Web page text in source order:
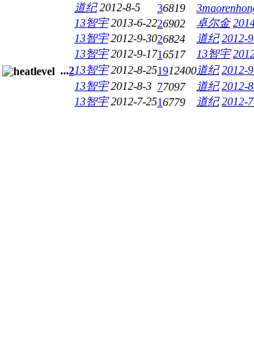
道纪 2012-8-5 36819
13智宇 2013-6-2226902 卓尔金
13智宇 2012-9-3026824 道纪 2012-
13智宇 2012-9-1716517 13智宇
...213智宇 2012-8-251912400道纪 2012-
13智宇 2012-8-3 77097 道纪 2012-
13智宇 2012-7-2516779 道纪 2012-